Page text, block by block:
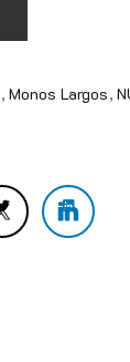
Monos Largos